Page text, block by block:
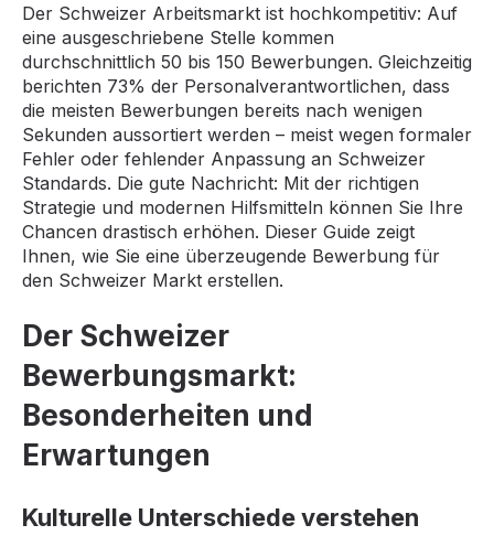
Der Schweizer Arbeitsmarkt ist hochkompetitiv: Auf
eine ausgeschriebene Stelle kommen
durchschnittlich 50 bis 150 Bewerbungen. Gleichzeitig
berichten 73% der Personalverantwortlichen, dass
die meisten Bewerbungen bereits nach wenigen
Sekunden aussortiert werden – meist wegen formaler
Fehler oder fehlender Anpassung an Schweizer
Standards. Die gute Nachricht: Mit der richtigen
Strategie und modernen Hilfsmitteln können Sie Ihre
Chancen drastisch erhöhen. Dieser Guide zeigt
Ihnen, wie Sie eine überzeugende Bewerbung für
den Schweizer Markt erstellen.
Der Schweizer
Bewerbungsmarkt:
Besonderheiten und
Erwartungen
Kulturelle Unterschiede verstehen